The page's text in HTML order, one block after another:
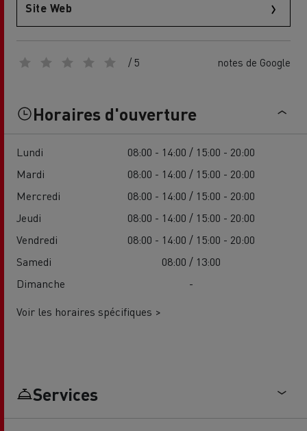
Site Web
/ 5 notes de Google
Horaires d'ouverture
Lundi
08:00 - 14:00 / 15:00 - 20:00
Mardi
08:00 - 14:00 / 15:00 - 20:00
Mercredi
08:00 - 14:00 / 15:00 - 20:00
Jeudi
08:00 - 14:00 / 15:00 - 20:00
Vendredi
08:00 - 14:00 / 15:00 - 20:00
Samedi
08:00 / 13:00
Dimanche
-
Voir les horaires spécifiques >
Services